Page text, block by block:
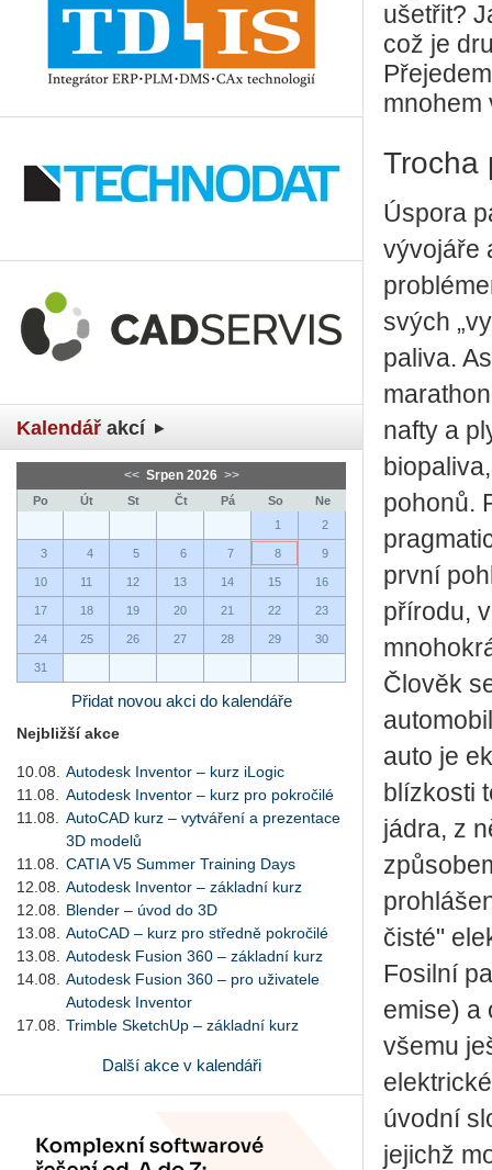
Kalendář akcí
<< Srpen 2026 >>
Po Út St Čt Pá So
Ne
1
2
3 4 5 6 7 8 9
10 11 12 13 14 15 16
17 18 19 20 21 22 23
24 25 26 27 28 29 30
31
Přidat novou akci do kalendáře
Nejbližší akce
10.08.
Autodesk Inventor – kurz iLogic
11.08.
Autodesk Inventor – kurz pro pokročilé
11.08.
AutoCAD kurz – vytváření a prezentace
3D modelů
11.08.
CATIA V5 Summer Training Days
12.08.
Autodesk Inventor – základní kurz
12.08.
Blender – úvod do 3D
13.08.
AutoCAD – kurz pro středně pokročilé
13.08.
Autodesk Fusion 360 – základní kurz
14.08.
Autodesk Fusion 360 – pro uživatele
Autodesk Inventor
17.08.
Trimble SketchUp – základní kurz
Další akce v kalendáři
ušetřit?
což je
mnohem
Trocha
Úspora
vývojáře
svých
paliva.
nafty a
pohonů.
první
přírodu,
Člověk
auto je
blízkosti
jádra, z
čisté"
Fosilní
emise) a
všemu
úvodní
jejichž